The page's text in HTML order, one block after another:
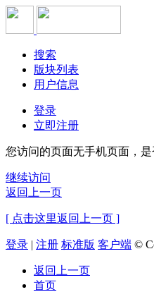
搜索
版块列表
用户信息
登录
立即注册
您访问的页面无手机页面，
继续访问
返回上一页
[ 点击这里返回上一页 ]
登录 | 注册 标准版 客户端 ©
返回上一页
首页